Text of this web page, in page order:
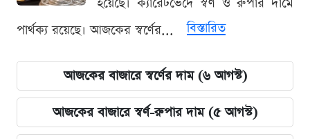
পার্থক্য রয়েছে। আজকের স্বর্ণের...
বিস্তারিত
আজকের বাজারে স্বর্ণের দাম (৬ আগস্ট)
আজকের বাজারে স্বর্ণ-রুপার দাম (৫ আগস্ট)